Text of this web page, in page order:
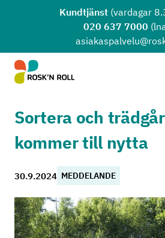
Hoppa till huvudinnehållet
Kundtjänst (vardagar
020 637 7000
Sortera och
kommer till nytta
30.9.2024 MEDDELANDE